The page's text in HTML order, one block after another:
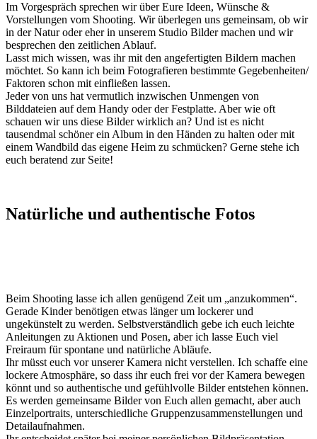
Im Vorgespräch sprechen wir über Eure Ideen, Wünsche &
Vorstellungen vom Shooting. Wir überlegen uns gemeinsam, ob wir
in der Natur oder eher in unserem Studio Bilder machen und wir
besprechen den zeitlichen Ablauf.
Lasst mich wissen, was ihr mit den angefertigten Bildern machen
möchtet. So kann ich beim Fotografieren bestimmte Gegebenheiten/
Faktoren schon mit einfließen lassen.
Jeder von uns hat vermutlich inzwischen Unmengen von
Bilddateien auf dem Handy oder der Festplatte. Aber wie oft
schauen wir uns diese Bilder wirklich an? Und ist es nicht
tausendmal schöner ein Album in den Händen zu halten oder mit
einem Wandbild das eigene Heim zu schmücken? Gerne stehe ich
euch beratend zur Seite!
Natürliche und authentische Fotos
Beim Shooting lasse ich allen genügend Zeit um „anzukommen“.
Gerade Kinder benötigen etwas länger um lockerer und
ungekünstelt zu werden. Selbstverständlich gebe ich euch leichte
Anleitungen zu Aktionen und Posen, aber ich lasse Euch viel
Freiraum für spontane und natürliche Abläufe.
Ihr müsst euch vor unserer Kamera nicht verstellen. Ich schaffe eine
lockere Atmosphäre, so dass ihr euch frei vor der Kamera bewegen
könnt und so authentische und gefühlvolle Bilder entstehen können.
Es werden gemeinsame Bilder von Euch allen gemacht, aber auch
Einzelportraits, unterschiedliche Gruppenzusammenstellungen und
Detailaufnahmen.